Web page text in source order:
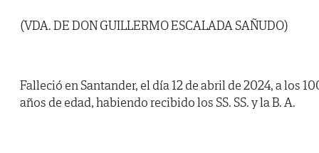
(VDA. DE DON GUILLERMO ESCALADA SAÑUDO)
Falleció en Santander, el día 12 de abril de 2024, a los
años de edad, habiendo recibido los SS. SS. y la B. A.